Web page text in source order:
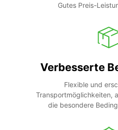
Gutes Preis-
Verbesserte
Flexible und
Transportmöglichkeiten,
die besondere